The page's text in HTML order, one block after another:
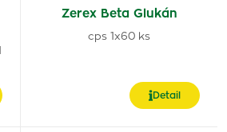
Zerex Beta Glukán
cps 1x60 ks
Detail